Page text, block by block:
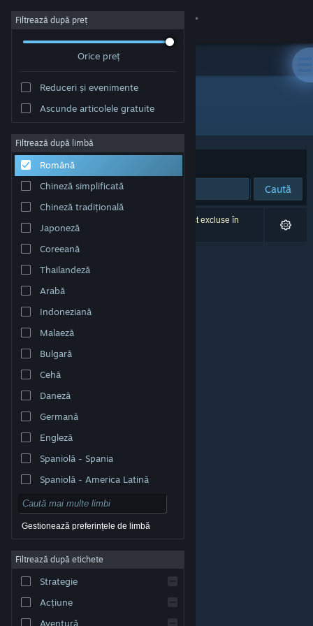
Conectează-te
Despre
Asistență
Schimbă limba
Vezi site în versiunea pentru desktop
© Valve Corporation. Toate drepturile rezervate. Toate
respectivi în SUA și celelalte țări.
Acordul Steam pentru abonați
Cookie-uri
Filtrează după preț
Orice preț
Reduceri și evenimente
Ascunde articolele gratuite
Filtrează după limbă
Română
Chineză simplificată
Chineză tradițională
Japoneză
Coreeană
Thailandeză
Arabă
Indoneziană
Malaeză
Bulgară
Cehă
Daneză
Germană
Engleză
Spaniolă - Spania
Spaniolă - America Latină
Gestionează preferințele de limbă
Filtrează după etichete
Strategie
Acțiune
Aventură
Editor: Winged Fox
Sortează după
Caută
0 rezultate corespund căutării tale. 4 titluri au fost excluse în
funcție de preferințele tale.